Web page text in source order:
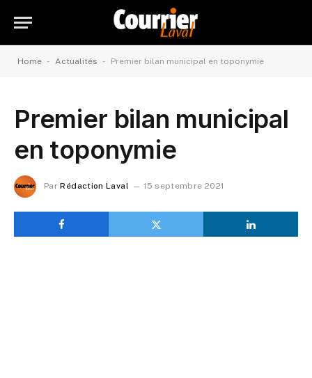
Home - Actualités - Premier bilan municipal en toponymie
Premier bilan municipal
en toponymie
Par Rédaction Laval 15 septembre 2021